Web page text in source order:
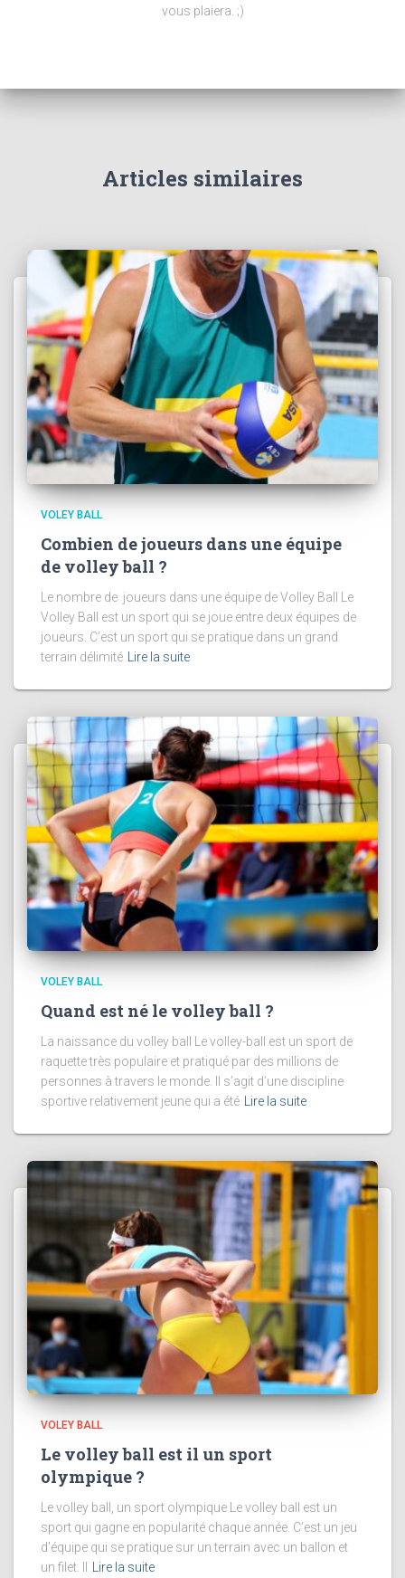
vous plaiera. ;)
Articles similaires
VOLEY BALL
Combien de joueurs dans une équipe
de volley ball ?
Le nombre de joueurs dans une équipe de Volley Ball Le
Volley Ball est un sport qui se joue entre deux équipes de
joueurs. C’est un sport qui se pratique dans un grand
terrain délimité
Lire la suite
VOLEY BALL
Quand est né le volley ball ?
La naissance du volley ball Le volley-ball est un sport de
raquette très populaire et pratiqué par des millions de
personnes à travers le monde. Il s’agit d’une discipline
sportive relativement jeune qui a été Lire la suite
VOLEY BALL
Le volley ball est il un sport
olympique ?
Le volley ball, un sport olympique Le volley ball est un
sport qui gagne en popularité chaque année. C’est un jeu
d’équipe qui se pratique sur un terrain avec un ballon et
un filet. Il
Lire la suite